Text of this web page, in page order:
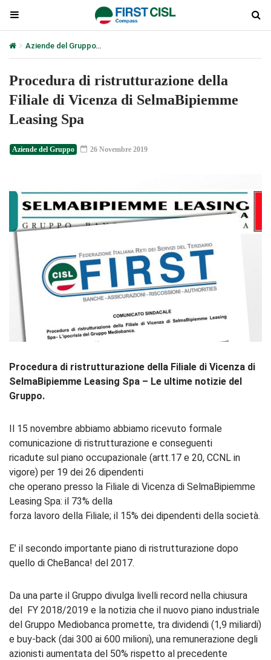
Aziende del Gruppo
Procedura di ristrutturazione della
Filiale di Vicenza di SelmaBipiemme
Leasing Spa
Aziende del Gruppo 26 Novembre 2019
Procedura di ristrutturazione della Filiale di Vicenza di
SelmaBipiemme Leasing Spa – Le ultime notizie del
Gruppo.
Il 15 novembre abbiamo abbiamo ricevuto formale
comunicazione di ristrutturazione e conseguenti
ricadute sul piano occupazionale (artt.17 e 20, CCNL in
vigore) per 19 dei 26 dipendenti
che operano presso la Filiale di Vicenza di SelmaBipiemme
Leasing Spa: il 73% della
forza lavoro della Filiale; il 15% dei dipendenti della società.
E’ il secondo importante piano di ristrutturazione dopo
quello di CheBanca! del 2017.
Da una parte il Gruppo divulga livelli record nella chiusura
del FY 2018/2019 e la notizia che il nuovo piano industriale
del Gruppo Mediobanca promette, tra dividendi (1,9 miliardi)
e buy-back (dai 300 ai 600 milioni), una remunerazione degli
azionisti aumentata del 50% rispetto al precedente